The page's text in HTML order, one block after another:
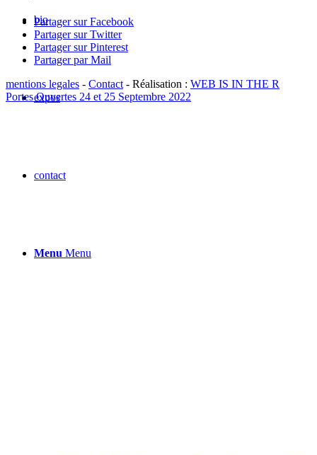
bio
expos
contact
Menu Menu
Partager sur Facebook
Partager sur Twitter
Partager sur Pinterest
Partager par Mail
mentions legales - Contact - Réalisation : WEB IS IN THE R
Portes Ouvertes 24 et 25 Septembre 2022